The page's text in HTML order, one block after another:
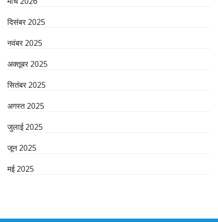
दिसंबर 2025
नवंबर 2025
अक्तूबर 2025
सितंबर 2025
अगस्त 2025
जुलाई 2025
जून 2025
मई 2025